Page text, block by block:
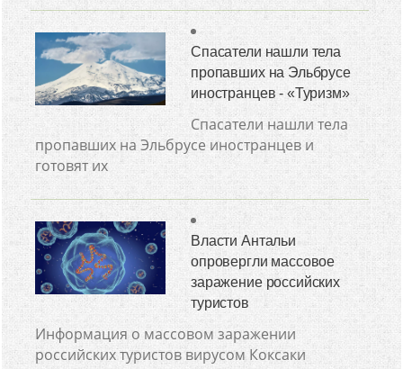
Спасатели нашли тела
пропавших на Эльбрусе
иностранцев - «Туризм»
Спасатели нашли тела
пропавших на Эльбрусе иностранцев и
готовят их
Власти Антальи
опровергли массовое
заражение российских
туристов
Информация о массовом заражении
российских туристов вирусом Коксаки